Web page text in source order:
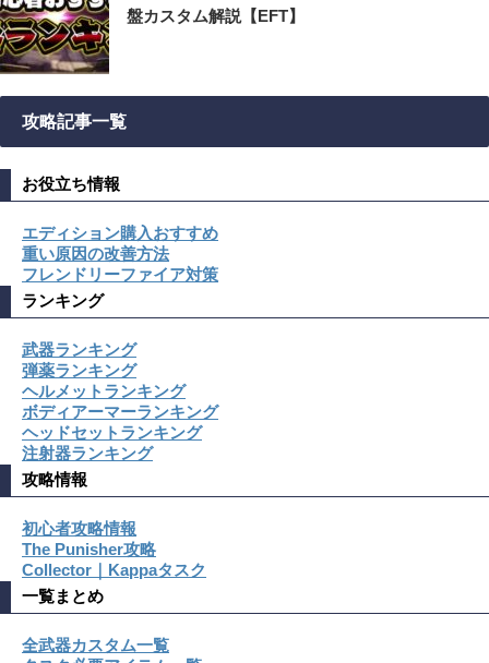
盤カスタム解説【EFT】
攻略記事一覧
お役立ち情報
エディション購入おすすめ
重い原因の改善方法
フレンドリーファイア対策
ランキング
武器ランキング
弾薬ランキング
ヘルメットランキング
ボディアーマーランキング
ヘッドセットランキング
注射器ランキング
攻略情報
初心者攻略情報
The Punisher攻略
Collector｜Kappaタスク
一覧まとめ
全武器カスタム一覧